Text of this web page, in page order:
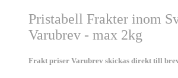
Pristabell Frakter inom
Varubrev - max 2kg
Frakt priser Varubrev skickas direkt till